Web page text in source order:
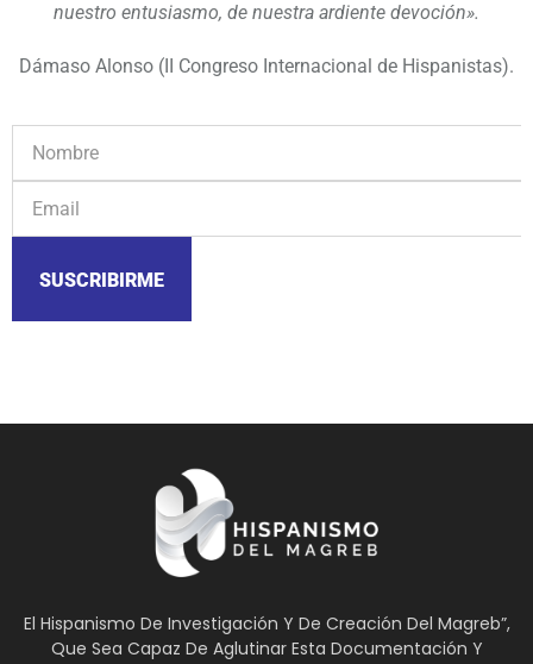
nuestro entusiasmo, de nuestra ardiente devoción».
Dámaso Alonso (II Congreso Internacional de Hispanistas).
SUSCRIBIRME
El Hispanismo De Investigación Y De Creación Del Magreb”,
Que Sea Capaz De Aglutinar Esta Documentación Y